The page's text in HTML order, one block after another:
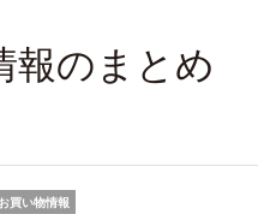
報のまとめ
お買い物情報